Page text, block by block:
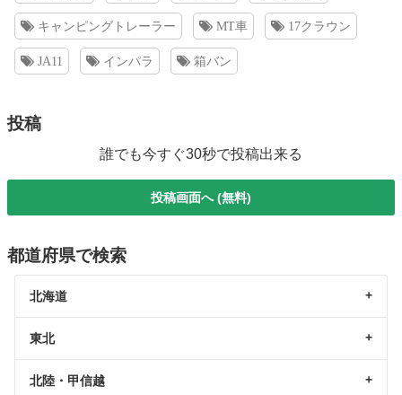
キャンピングトレーラー MT車 17クラウン
JA11 インパラ 箱バン
投稿
誰でも今すぐ30秒で投稿出来る
投稿画面へ (無料)
都道府県で検索
北海道
東北
北陸・甲信越